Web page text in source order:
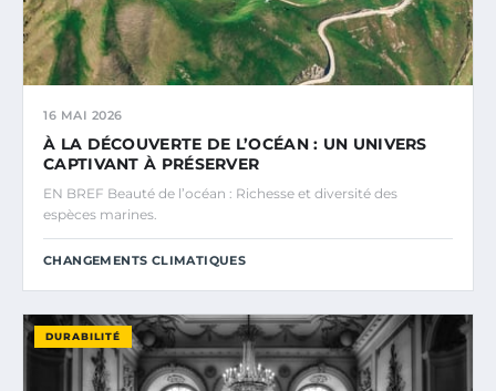
16 MAI 2026
À LA DÉCOUVERTE DE L’OCÉAN : UN UNIVERS
CAPTIVANT À PRÉSERVER
EN BREF Beauté de l’océan : Richesse et diversité des
espèces marines.
CHANGEMENTS CLIMATIQUES
DURABILITÉ